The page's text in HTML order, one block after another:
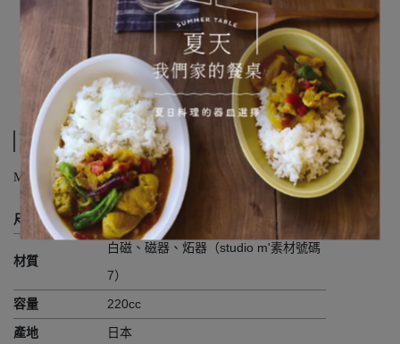
註明，我們將會進一步與您確認。
禮盒於官網與門市同步販售，亦歡迎前往門市選購。
如商品售完歡迎私訊詢問或點選到貨通知：STUDIO
M'官方LINE客服
規格與使用說明
Merci 芽苗意象浮雕雙耳杯
尺寸(mm) 直徑100 寬138 高100
材質
白磁、磁器、炻器（studio m'素材號碼
7）
容量
220cc
產地
日本